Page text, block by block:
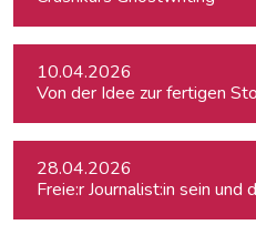
10.04.2026
Von der Idee zur fertigen
28.04.2026
Freie:r Journalist:in sein und